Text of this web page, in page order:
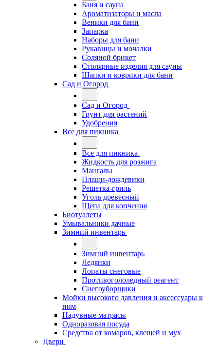
Баня и сауна
Ароматизаторы и масла
Веники для бани
Запарка
Наборы для бани
Рукавицы и мочалки
Соляной брикет
Столярные изделия для сауны
Шапки и коврики для бани
Сад и Огород
Сад и Огород
Грунт для растений
Удобрения
Все для пикника
Все для пикника
Жидкость для розжига
Мангалы
Плащи-дождевики
Решетка-гриль
Уголь древесный
Щепа для копчения
Биотуалеты
Умывальники дачные
Зимний инвентарь
Зимний инвентарь
Ледянки
Лопаты снеговые
Противогололедный реагент
Снегоуборщики
Мойки высокого давления и аксессуары к
ним
Надувные матрасы
Одноразовая посуда
Средства от комаров, клещей и мух
Двери